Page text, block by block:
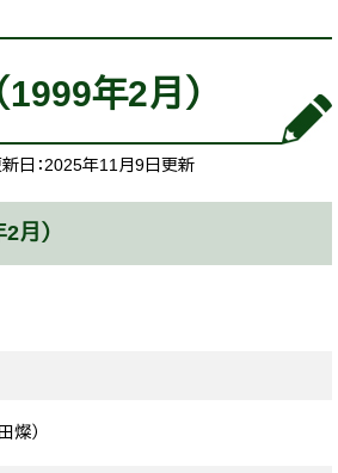
年2月）
日：2025年11月9日更新
月）
燦）